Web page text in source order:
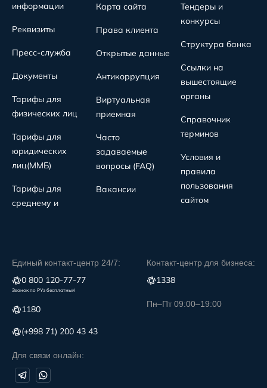
информации
Реквизиты
Пресс-служба
Документы
Тарифы для
физических лиц
Тарифы для
юридических
лиц(MMБ)
Тарифы для
среднему и
Карта сайта
Права клиента
Открытые данные
Антикоррупция
Виртуальная
приемная
Часто
задаваемые
вопросы (FAQ)
Вакансии
Тендеры и
конкурсы
Структура банка
Ссылки на
вышестоящие
органы
Справочник
терминов
Условия и
правила
пользования
сайтом
Единый контакт-центр 24/7:
0 800 120-77-77
Звонок по РУз бесплатный
1180
(+998 71) 200 43 43
Для связи онлайн:
Контакт-центр для бизнеса:
1338
Пн–Пт 09:00–19:00